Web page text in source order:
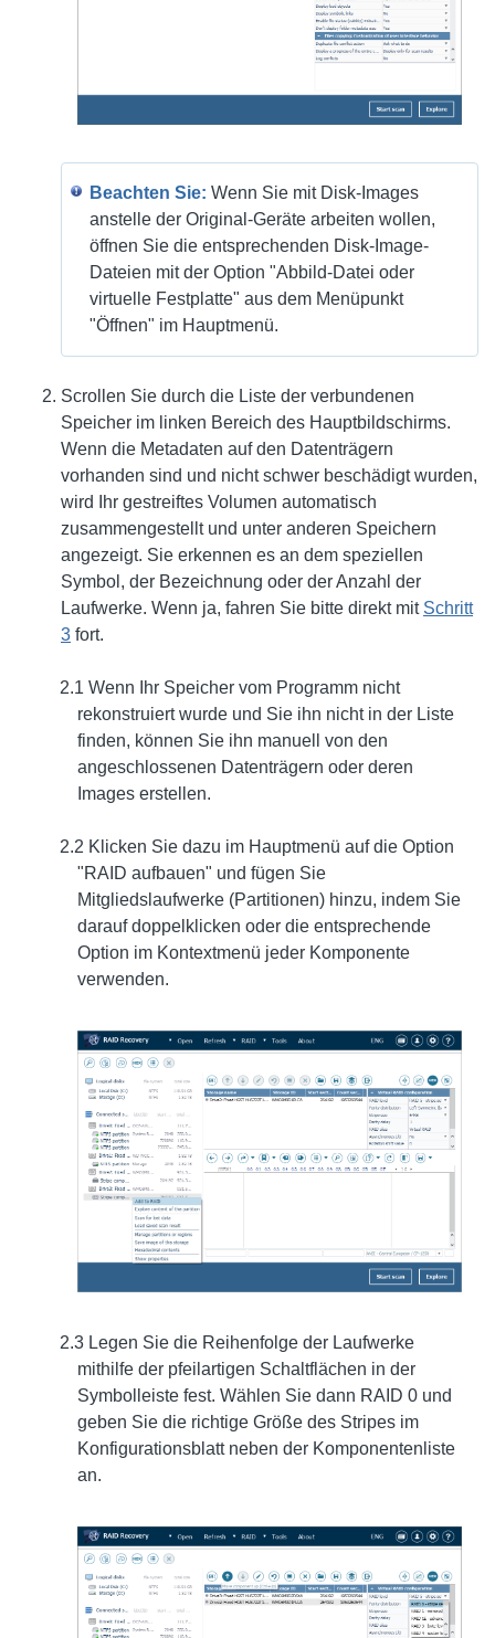
Beachten Sie: Wenn Sie mit Disk-Images
anstelle der Original-Geräte arbeiten wollen,
öffnen Sie die entsprechenden Disk-Image-
Dateien mit der Option "Abbild-Datei oder
virtuelle Festplatte" aus dem Menüpunkt
"Öffnen" im Hauptmenü.
Scrollen Sie durch die Liste der verbundenen
Speicher im linken Bereich des Hauptbildschirms.
Wenn die Metadaten auf den Datenträgern
vorhanden sind und nicht schwer beschädigt wurden,
wird Ihr gestreiftes Volumen automatisch
zusammengestellt und unter anderen Speichern
angezeigt. Sie erkennen es an dem speziellen
Symbol, der Bezeichnung oder der Anzahl der
Laufwerke. Wenn ja, fahren Sie bitte direkt mit Schritt
3 fort.
2.1 Wenn Ihr Speicher vom Programm nicht
rekonstruiert wurde und Sie ihn nicht in der Liste
finden, können Sie ihn manuell von den
angeschlossenen Datenträgern oder deren
Images erstellen.
2.2 Klicken Sie dazu im Hauptmenü auf die Option
"RAID aufbauen" und fügen Sie
Mitgliedslaufwerke (Partitionen) hinzu, indem Sie
darauf doppelklicken oder die entsprechende
Option im Kontextmenü jeder Komponente
verwenden.
2.3 Legen Sie die Reihenfolge der Laufwerke
mithilfe der pfeilartigen Schaltflächen in der
Symbolleiste fest. Wählen Sie dann RAID 0 und
geben Sie die richtige Größe des Stripes im
Konfigurationsblatt neben der Komponentenliste
an.